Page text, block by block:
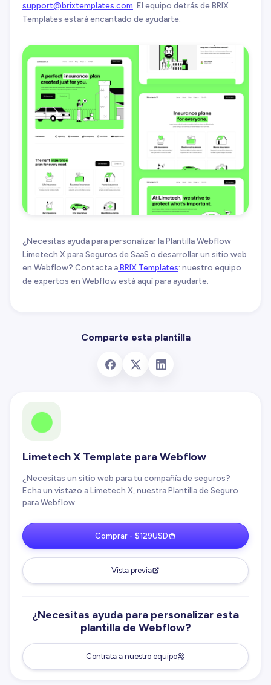
support@brixtemplates.com. El equipo detrás de BRIX
Templates estará encantado de ayudarte.
¿Necesitas ayuda para personalizar la Plantilla Webflow
Limetech X para Seguros de SaaS o desarrollar un sitio web
en Webflow? Contacta aBRIX Templates: nuestro equipo
de expertos en Webflow está aquí para ayudarte.
Comparte esta plantilla
Limetech X Template para Webflow
¿Necesitas un sitio web para tu compañía de seguros?
Echa un vistazo a Limetech X, nuestra Plantilla de Seguro
para Webflow.
Comprar - $129USD
Vista previa
¿Necesitas ayuda para personalizar esta
plantilla de Webflow?
Contrata a nuestro equipo